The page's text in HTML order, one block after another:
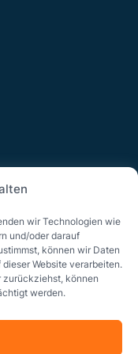
wir Technologien wie
und/oder darauf
können wir Daten
Website verarbeiten.
zurückziehst, können
werden.